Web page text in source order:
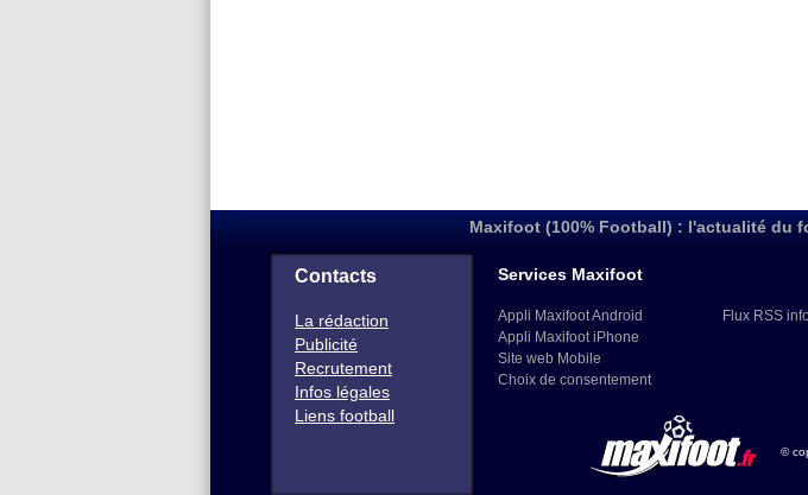
Maxifoot (100% Football) : l'actualité du
Contacts
La rédaction
Publicité
Recrutement
Infos légales
Liens football
Services Maxifoot
Appli Maxifoot Android
Appli Maxifoot iPhone
Site web Mobile
Choix de consentement
Flux RSS
©